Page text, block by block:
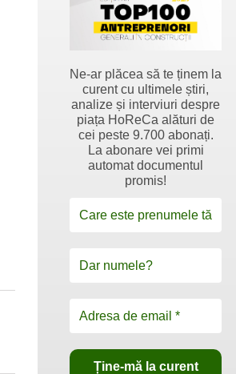
Ne-ar plăcea să te ținem la
curent cu ultimele știri,
analize și interviuri despre
piața HoReCa alături de
cei peste 9.700 abonați.
La abonare vei primi
automat documentul
promis!